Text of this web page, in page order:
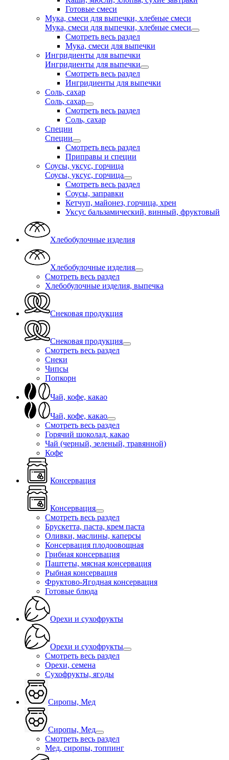
Готовые смеси
Мука, смеси для выпечки, хлебные смеси
Мука, смеси для выпечки, хлебные смеси
Смотреть весь раздел
Мука, смеси для выпечки
Ингридиенты для выпечки
Ингридиенты для выпечки
Смотреть весь раздел
Ингридиенты для выпечки
Соль, сахар
Соль, сахар
Смотреть весь раздел
Соль, сахар
Специи
Специи
Смотреть весь раздел
Приправы и специи
Соусы, уксус, горчица
Соусы, уксус, горчица
Смотреть весь раздел
Соусы, заправки
Кетчуп, майонез, горчица, хрен
Уксус бальзамический, винный, фруктовый
Хлебобулочные изделия
Хлебобулочные изделия
Смотреть весь раздел
Хлебобулочные изделия, выпечка
Снековая продукция
Снековая продукция
Смотреть весь раздел
Снеки
Чипсы
Попкорн
Чай, кофе, какао
Чай, кофе, какао
Смотреть весь раздел
Горячий шоколад, какао
Чай (черный, зеленый, травянной)
Кофе
Консервация
Консервация
Смотреть весь раздел
Брускетта, паста, крем паста
Оливки, маслины, каперсы
Консервация плодоовощная
Грибная консервация
Паштеты, мясная консервация
Рыбная консервация
Фруктово-Ягодная консервация
Готовые блюда
Орехи и сухофрукты
Орехи и сухофрукты
Смотреть весь раздел
Орехи, семена
Сухофрукты, ягоды
Сиропы, Мед
Сиропы, Мед
Смотреть весь раздел
Мед, сиропы, топпинг